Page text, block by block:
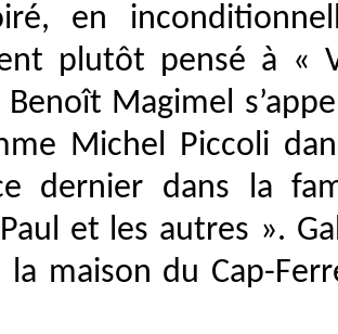
en
plutôt pensé à «
Benoît Magimel
Michel Piccoli
dernier dans la
et les autres ».
la maison du Cap-